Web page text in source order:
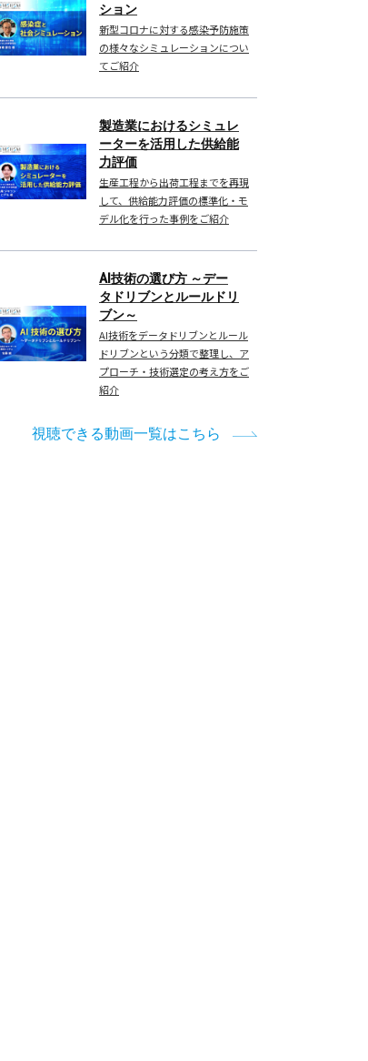
ション
新型コロナに対する感染予防施策
の様々なシミュレーションについ
てご紹介
製造業におけるシミュレ
ーターを活用した供給能
力評価
生産工程から出荷工程までを再現
して、供給能力評価の標準化・モ
デル化を行った事例をご紹介
AI技術の選び方 ～デー
タドリブンとルールドリ
ブン～
AI技術をデータドリブンとルール
ドリブンという分類で整理し、ア
プローチ・技術選定の考え方をご
紹介
視聴できる動画一覧はこちら